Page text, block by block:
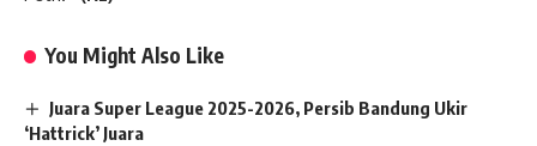
You Might Also Like
Juara Super League 2025-2026, Persib Bandung Ukir
‘Hattrick’ Juara